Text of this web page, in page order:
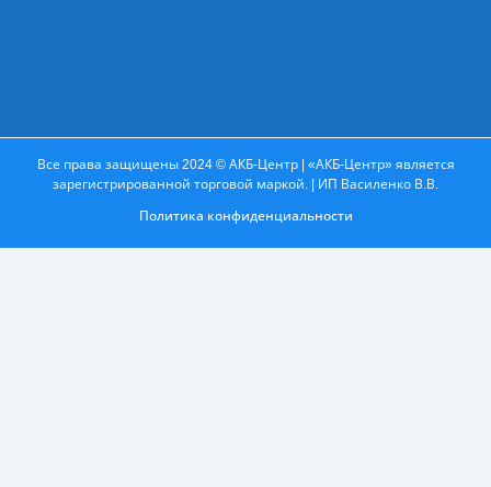
Все права защищены 2024 © АКБ-Центр | «АКБ-Центр» является
зарегистрированной торговой маркой. | ИП Василенко В.В.
Политика конфиденциальности